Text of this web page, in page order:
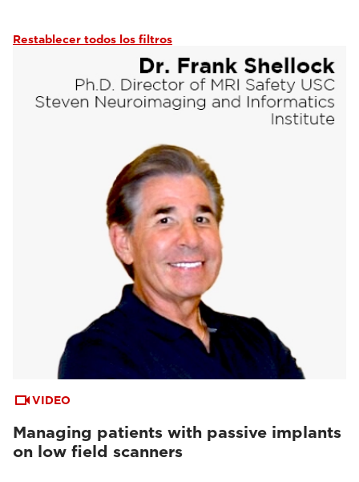
Restablecer todos los filtros
VIDEO
Managing patients with passive implants
on low field scanners